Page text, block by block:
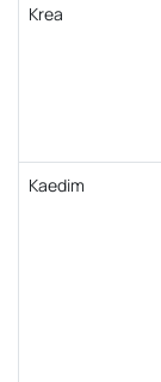
Krea
Kaedim